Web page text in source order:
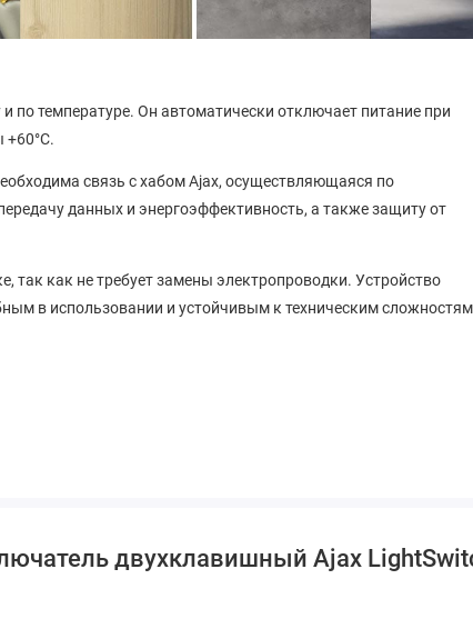
температуре. Он автоматически отключает питание при
связь с хабом Ajax, осуществляющаяся по
данных и энергоэффективность, а также защиту от
так как не требует замены электропроводки. Устройство
в использовании и устойчивым к техническим
двухклавишный Ajax